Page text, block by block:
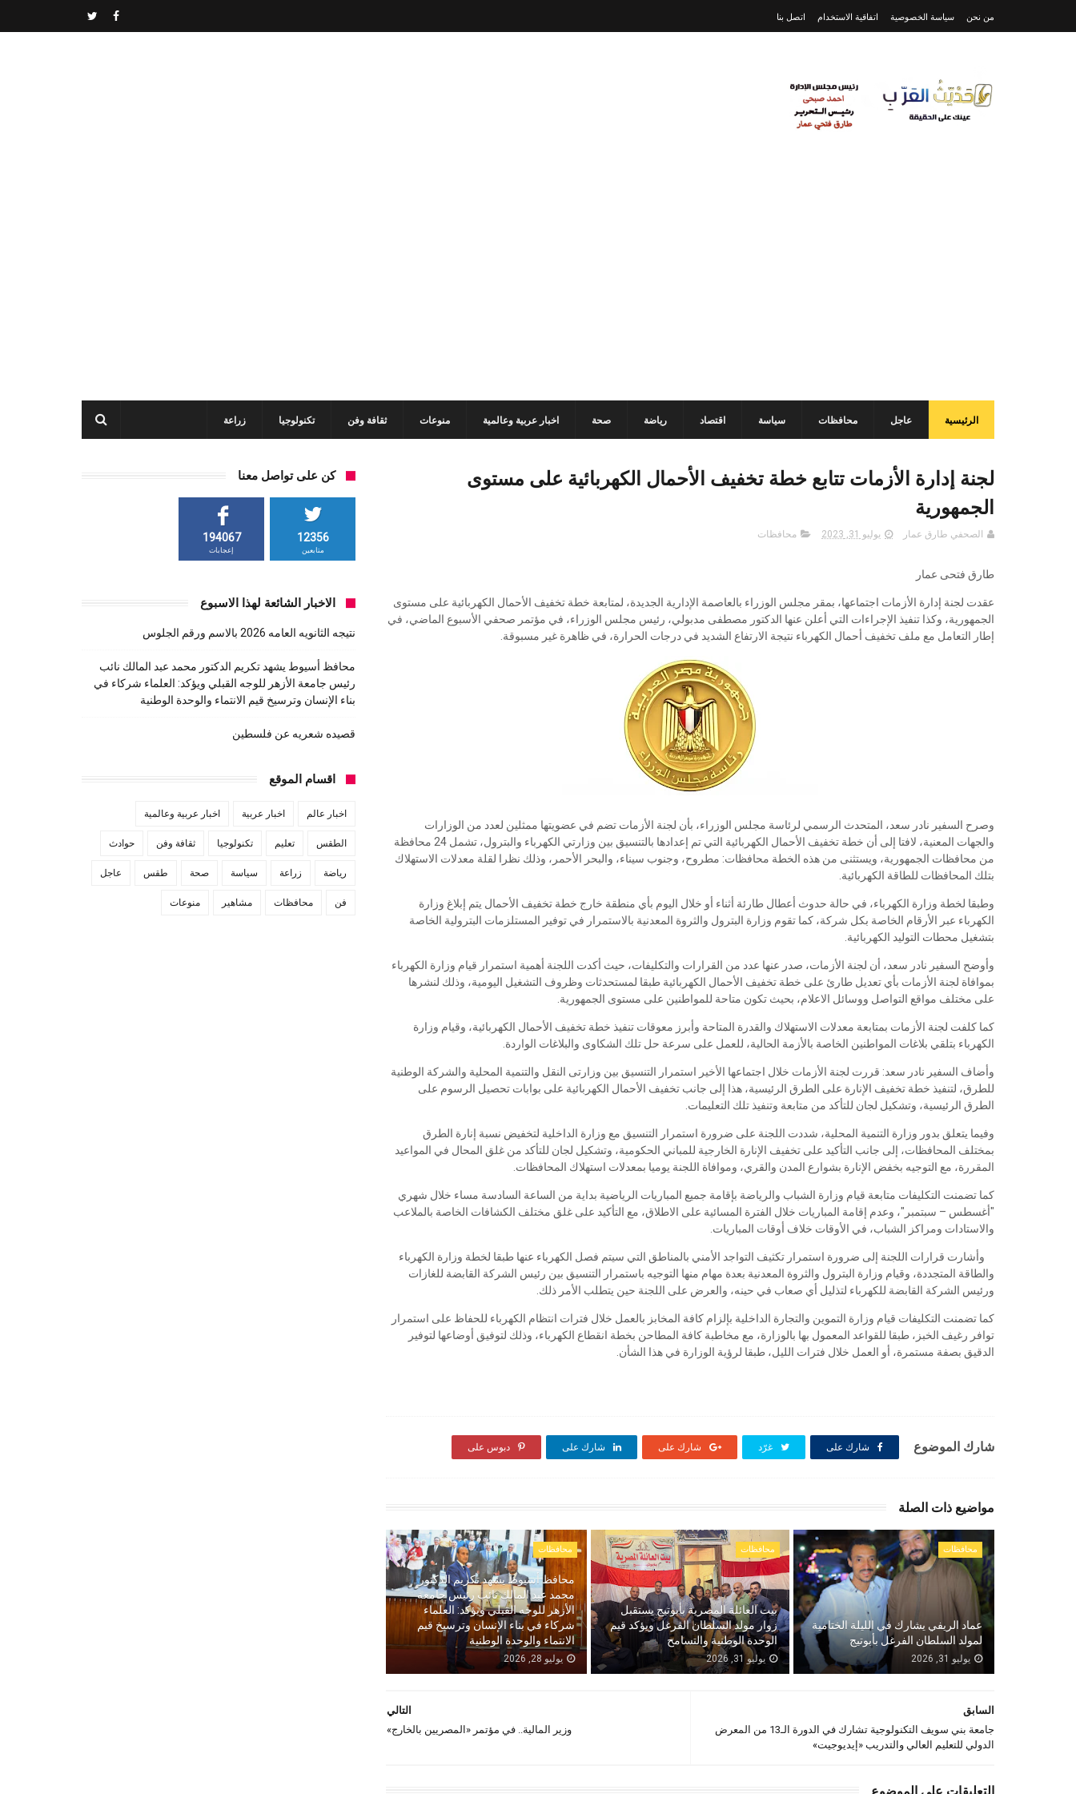
من نحن سياسة الخصوصية اتفاقية الاستخدام اتصل بنا
الرئيسية عاجل محافظات سياسة اقتصاد رياضة صحة اخبار عربية وعالمية منوعات ثقافة وفن تكنولوجيا زراعة
لجنة إدارة الأزمات تتابع خطة تخفيف الأحمال الكهربائية على مستوى
الجمهورية
الصحفي طارق عمار يوليو 31, 2023 محافظات
طارق فتحى عمار
عقدت لجنة إدارة الأزمات اجتماعها، بمقر مجلس الوزراء بالعاصمة الإدارية الجديدة، لمتابعة خطة تخفيف الأحمال الكهربائية على مستوى
الجمهورية، وكذا تنفيذ الإجراءات التي أعلن عنها الدكتور مصطفى مدبولي، رئيس مجلس الوزراء، في مؤتمر صحفي الأسبوع الماضي، في
إطار التعامل مع ملف تخفيف أحمال الكهرباء نتيجة الارتفاع الشديد في درجات الحرارة، في ظاهرة غير مسبوقة.
وصرح السفير نادر سعد، المتحدث الرسمي لرئاسة مجلس الوزراء، بأن لجنة الأزمات تضم في عضويتها ممثلين لعدد من الوزارات
والجهات المعنية، لافتا إلى أن خطة تخفيف الأحمال الكهربائية التي تم إعدادها بالتنسيق بين وزارتي الكهرباء والبترول، تشمل 24 محافظة
من محافظات الجمهورية، ويستثنى من هذه الخطة محافظات: مطروح، وجنوب سيناء، والبحر الأحمر، وذلك نظرا لقلة معدلات الاستهلاك
بتلك المحافظات للطاقة الكهربائية.
وطبقا لخطة وزارة الكهرباء، في حالة حدوث أعطال طارئة أثناء أو خلال اليوم بأي منطقة خارج خطة تخفيف الأحمال يتم إبلاغ وزارة
الكهرباء عبر الأرقام الخاصة بكل شركة، كما تقوم وزارة البترول والثروة المعدنية بالاستمرار في توفير المستلزمات البترولية الخاصة
بتشغيل محطات التوليد الكهربائية.
وأوضح السفير نادر سعد، أن لجنة الأزمات، صدر عنها عدد من القرارات والتكليفات، حيث أكدت اللجنة أهمية استمرار قيام وزارة الكهرباء
بموافاة لجنة الأزمات بأي تعديل طارئ على خطة تخفيف الأحمال الكهربائية طبقا لمستحدثات وظروف التشغيل اليومية، وذلك لنشرها
على مختلف مواقع التواصل ووسائل الاعلام، بحيث تكون متاحة للمواطنين على مستوى الجمهورية.
كما كلفت لجنة الأزمات بمتابعة معدلات الاستهلاك والقدرة المتاحة وأبرز معوقات تنفيذ خطة تخفيف الأحمال الكهربائية، وقيام وزارة
الكهرباء بتلقي بلاغات المواطنين الخاصة بالأزمة الحالية، للعمل على سرعة حل تلك الشكاوى والبلاغات الواردة.
وأضاف السفير نادر سعد: قررت لجنة الأزمات خلال اجتماعها الأخير استمرار التنسيق بين وزارتى النقل والتنمية المحلية والشركة الوطنية
للطرق، لتنفيذ خطة تخفيف الإنارة على الطرق الرئيسية، هذا إلى جانب تخفيف الأحمال الكهربائية على بوابات تحصيل الرسوم على
الطرق الرئيسية، وتشكيل لجان للتأكد من متابعة وتنفيذ تلك التعليمات.
وفيما يتعلق بدور وزارة التنمية المحلية، شددت اللجنة على ضرورة استمرار التنسيق مع وزارة الداخلية لتخفيض نسبة إنارة الطرق
بمختلف المحافظات، إلى جانب التأكيد على تخفيف الإنارة الخارجية للمباني الحكومية، وتشكيل لجان للتأكد من غلق المحال في المواعيد
المقررة، مع التوجيه بخفض الإنارة بشوارع المدن والقري، وموافاة اللجنة يوميا بمعدلات استهلاك المحافظات.
كما تضمنت التكليفات متابعة قيام وزارة الشباب والرياضة بإقامة جميع المباريات الرياضية بداية من الساعة السادسة مساء خلال شهري
"أغسطس – سبتمبر"، وعدم إقامة المباريات خلال الفترة المسائية على الاطلاق، مع التأكيد على غلق مختلف الكشافات الخاصة بالملاعب
والاستادات ومراكز الشباب، في الأوقات خلاف أوقات المباريات.
وأشارت قرارات اللجنة إلى ضرورة استمرار تكثيف التواجد الأمني بالمناطق التي سيتم فصل الكهرباء عنها طبقا لخطة وزارة الكهرباء
والطاقة المتجددة، وقيام وزارة البترول والثروة المعدنية بعدة مهام منها التوجيه باستمرار التنسيق بين رئيس الشركة القابضة للغازات
ورئيس الشركة القابضة للكهرباء لتذليل أي صعاب في حينه، والعرض على اللجنة حين يتطلب الأمر ذلك.
كما تضمنت التكليفات قيام وزارة التموين والتجارة الداخلية بإلزام كافة المخابز بالعمل خلال فترات انتظام الكهرباء للحفاظ على استمرار
توافر رغيف الخبز، طبقا للقواعد المعمول بها بالوزارة، مع مخاطبة كافة المطاحن بخطة انقطاع الكهرباء، وذلك لتوفيق أوضاعها لتوفير
الدقيق بصفة مستمرة، أو العمل خلال فترات الليل، طبقا لرؤية الوزارة في هذا الشأن.
شارك الموضوع شارك على غرّد شارك على شارك على دبوس على
مواضيع ذات الصلة
محافظات
عماد الريفي يشارك في الليلة الختامية
لمولد السلطان الفرغل بأبوتيج
يوليو 31, 2026
محافظات
بيت العائلة المصرية بأبوتيج يستقبل
زوار مولد السلطان الفرغل ويؤكد قيم
الوحدة الوطنية والتسامح
يوليو 31, 2026
محافظات
محافظ أسيوط يشهد تكريم الدكتور
محمد عبد المالك نائب رئيس جامعة
الأزهر للوجه القبلي ويؤكد: العلماء
شركاء في بناء الإنسان وترسيخ قيم
الانتماء والوحدة الوطنية
يوليو 28, 2026
التالي
وزير المالية.. في مؤتمر «المصريين بالخارج»
السابق
جامعة بني سويف التكنولوجية تشارك في الدورة الـ13 من المعرض
الدولي للتعليم العالي والتدريب «إيديوجيت»
كن على تواصل معنا
12356
متابعين
194067
إعجابات
الاخبار الشائعة لهذا الاسبوع
نتيجه الثانويه العامه 2026 بالاسم ورقم الجلوس
محافظ أسيوط يشهد تكريم الدكتور محمد عبد المالك نائب
رئيس جامعة الأزهر للوجه القبلي ويؤكد: العلماء شركاء في
بناء الإنسان وترسيخ قيم الانتماء والوحدة الوطنية
قصيده شعريه عن فلسطين
اقسام الموقع
اخبار عالم اخبار عربية اخبار عربية وعالمية
الطقس تعليم تكنولوجيا ثقافة وفن حوادث
رياضة زراعة سياسة صحة طقس عاجل
فن محافظات مشاهير منوعات